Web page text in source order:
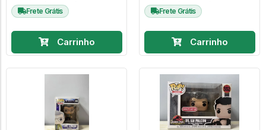
Frete Grátis
Carrinho
Frete Grátis
Carrinho